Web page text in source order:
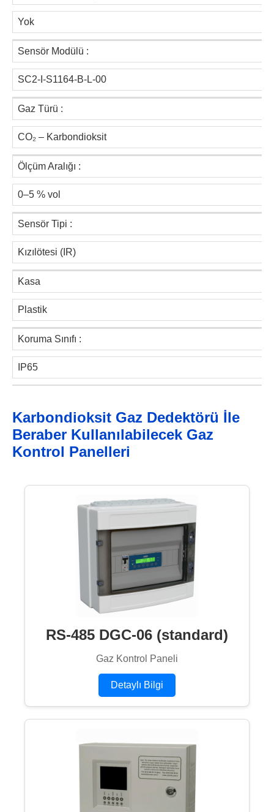
Yok
Sensör Modülü :
SC2-I-S1164-B-L-00
Gaz Türü :
CO₂ – Karbondioksit
Ölçüm Aralığı :
0–5 % vol
Sensör Tipi :
Kızılötesi (IR)
Kasa
Plastik
Koruma Sınıfı :
IP65
Karbondioksit Gaz Dedektörü İle
Beraber Kullanılabilecek Gaz
Kontrol Panelleri
RS-485 DGC-06 (standard)
Gaz Kontrol Paneli
Detaylı Bilgi